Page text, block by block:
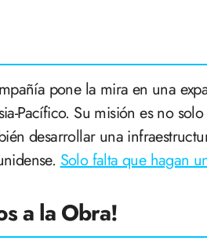
pone la mira en una
Pacífico. Su misión es no
desarrollar una
Solo falta que hagan
a la Obra!